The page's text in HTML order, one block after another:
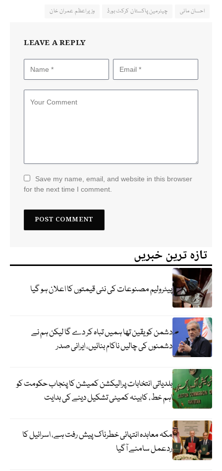
احسان مانی چیئرمین پاکستان کرکٹ بورڈ وزیراعظم عمران خان
LEAVE A REPLY
Save my name, email, and website in this browser
for the next time I comment.
تازہ ترین خبریں
پیٹرولیم مصنوعات کی نئی قیمتوں کا اعلان ہو گیا
دشمن کو یقین تھا ہمیں تباہ کر دے گا لیکن ہم نے
دشمنوں کی چالیں ناکام بنائیں، ایرانی صدر
بلدیاتی انتخابات پرالیکشن کمیشن کا پنجاب حکومت کو
اہم خط، کابینہ کمیٹی تشکیل دینے کی ہدایت
مکہ معاہدہ انتہائی خطرناک پیش رفت ہے، اسرائیل کا
ردعمل سامنے آگیا